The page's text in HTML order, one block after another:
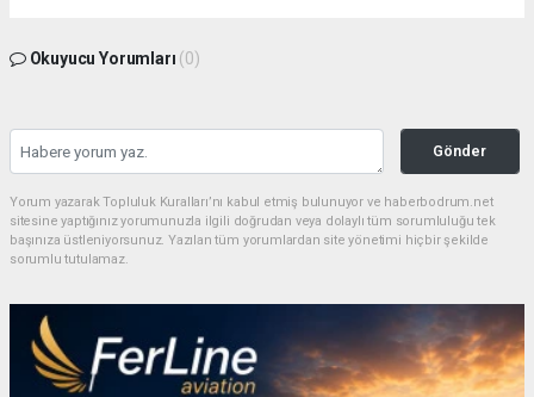
Okuyucu Yorumları (0)
Gönder
Yorum yazarak Topluluk Kuralları’nı kabul etmiş bulunuyor ve haberbodrum.net
sitesine yaptığınız yorumunuzla ilgili doğrudan veya dolaylı tüm sorumluluğu tek
başınıza üstleniyorsunuz. Yazılan tüm yorumlardan site yönetimi hiçbir şekilde
sorumlu tutulamaz.